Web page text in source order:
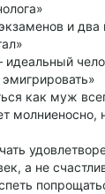
и два
как муж
молниеносно,
а не